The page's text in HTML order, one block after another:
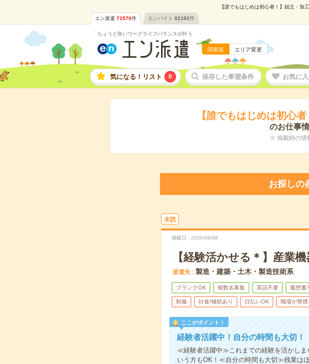
【誰でもはじめは初心者！】組立・
エン派遣 71570件 エンバイト 82182件
ちょうど良いワークライフバランスが叶う
関東版 エリア変更
気になる！リスト 0 保存した希望条件 お気に
【誰でもはじめは初心
のお仕事
※ 掲載時の情
お探しの
未読
掲載日 2026/08/08
【経験活かせる＊】産業
派遣先 製造・建築・土木・製造技術系
ブランクOK 複数名募集 英語不要 履歴書
制服 社食/補助あり 日払いOK 職場が禁煙
ここがポイント！
経験者活躍中！自分の時間も大切！
≪経験者活躍中≫これまでの経験を活かしま
いう方もOK！≪自分の時間も大切≫残業は